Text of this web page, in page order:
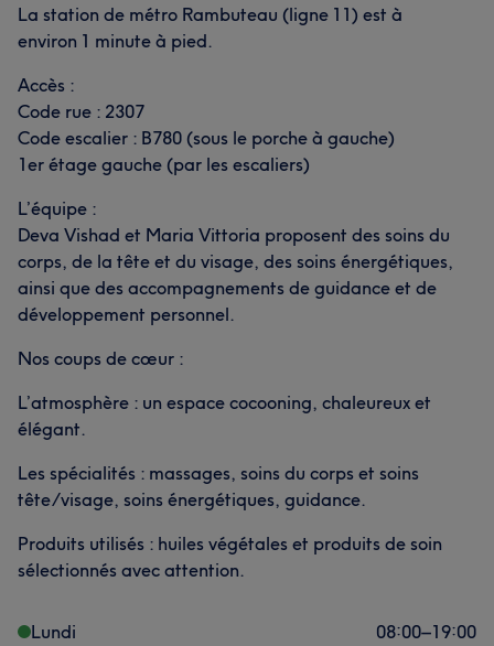
La station de métro Rambuteau (ligne 11) est à
environ 1 minute à pied.
Accès :
Code rue : 2307
Code escalier : B780 (sous le porche à gauche)
1er étage gauche (par les escaliers)
L’équipe :
Deva Vishad et Maria Vittoria proposent des soins du
corps, de la tête et du visage, des soins énergétiques,
ainsi que des accompagnements de guidance et de
développement personnel.
Nos coups de cœur :
L’atmosphère : un espace cocooning, chaleureux et
élégant.
Les spécialités : massages, soins du corps et soins
tête/visage, soins énergétiques, guidance.
Produits utilisés : huiles végétales et produits de soin
sélectionnés avec attention.
Lundi 08:00–19:00